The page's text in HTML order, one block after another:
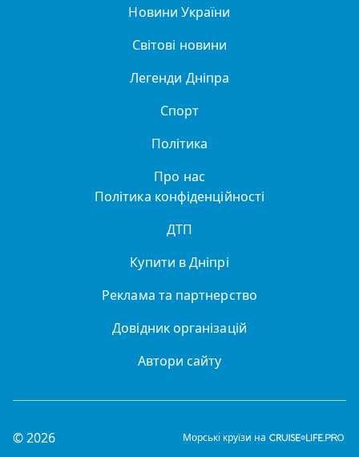
Новини України
Світові новини
Легенди Дніпра
Спорт
Політика
Про нас
Політика конфіденційності
ДТП
Купити в Дніпрі
Реклама та партнерство
Довідник організацій
Автори сайту
© 2026 Морські круїзи на